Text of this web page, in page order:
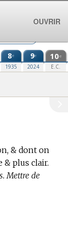
8e
1935
9e
2024
10e
E.C.
& dont on
& plus clair.
Mettre de
OUVRIR